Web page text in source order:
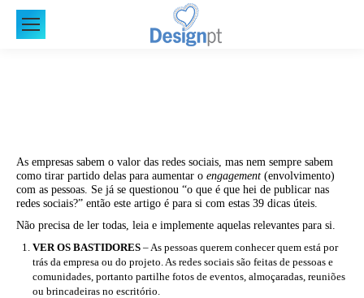
As empresas sabem o valor das redes sociais, mas nem sempre sabem
como tirar partido delas para aumentar o engagement (envolvimento)
com as pessoas. Se já se questionou “o que é que hei de publicar nas
redes sociais?” então este artigo é para si com estas 39 dicas úteis.
Não precisa de ler todas, leia e implemente aquelas relevantes para si.
VER OS BASTIDORES – As pessoas querem conhecer quem está por
trás da empresa ou do projeto. As redes sociais são feitas de pessoas e
comunidades, portanto partilhe fotos de eventos, almoçaradas, reuniões
ou brincadeiras no escritório.